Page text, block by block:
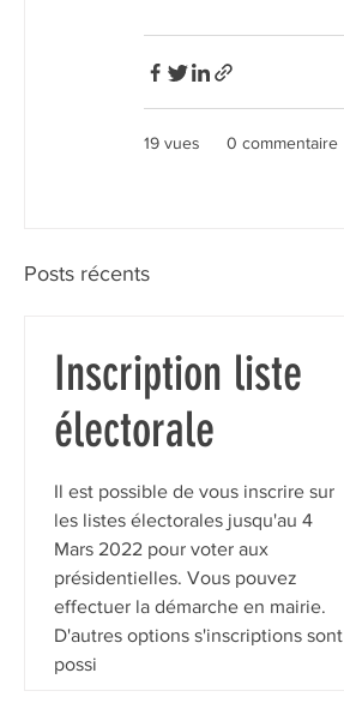
19 vues 0 commentaire
Posts récents
Inscription liste
électorale
Il est possible de vous inscrire sur
les listes électorales jusqu'au 4
Mars 2022 pour voter aux
présidentielles. Vous pouvez
effectuer la démarche en mairie.
D'autres options s'inscriptions sont
possi